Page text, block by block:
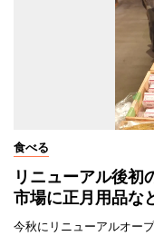
食べる
リニューアル後
市場に正月用品な
今秋にリニューアルオー